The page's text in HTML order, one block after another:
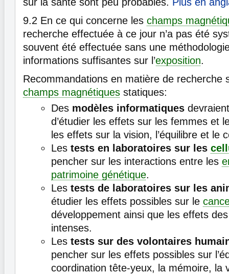
9.2 En ce qui concerne les champs
recherche effectuée à ce jour n’a pas été
souvent été effectuée sans une
informations suffisantes sur l’exposition.
Recommandations en matière de recherche
champs magnétiques statiques:
Des modèles informatiques
d’étudier les effets sur les femmes et
les effets sur la vision, l’équilibre et le
Les tests en laboratoires sur les
pencher sur les interactions entre les
patrimoine génétique.
Les tests de laboratoires sur les
étudier les effets possibles sur le
développement ainsi que les effets
intenses.
Les tests sur des volontaires
pencher sur les effets possibles sur
coordination tête-yeux, la mémoire, la